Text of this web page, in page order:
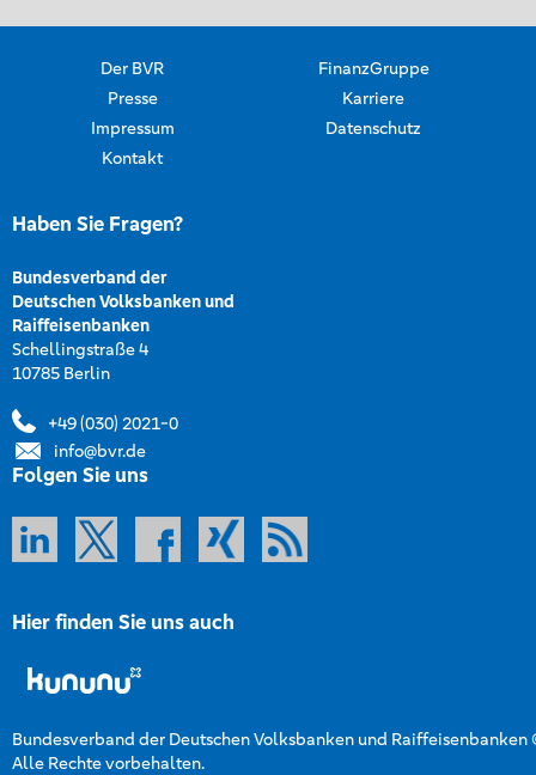
Der BVR
FinanzGruppe
Presse
Karriere
Impressum
Datenschutz
Kontakt
Haben Sie Fragen?
Bundesverband der
Deutschen Volksbanken und
Raiffeisenbanken
Schellingstraße 4
10785 Berlin
+49 (030) 2021-0
info@bvr.de
Folgen Sie uns
Hier finden Sie uns auch
Bundesverband der Deutschen Volksbanken und Raiffeisenbanken
Alle Rechte vorbehalten.